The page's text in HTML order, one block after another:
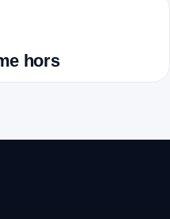
: votre
hors